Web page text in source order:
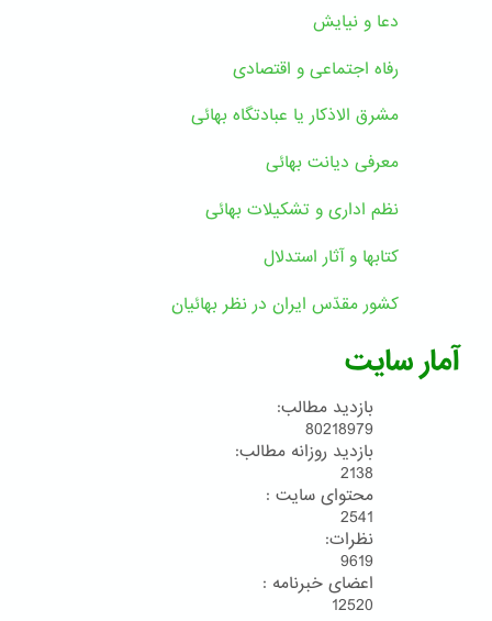
دعا و نیایش
رفاه اجتماعی و اقتصادی
مشرق الاذکار یا عبادتگاه بهائی
معرفی دیانت بهائی
نظم اداری و تشکیلات بهائی
کتابها و آثار استدلال
کشور مقدّس ایران در نظر بهائیان
آمار سایت
بازدید مطالب:
80218979
بازدید روزانه مطالب:
2138
محتوای سایت :
2541
نظرات:
9619
اعضای خبرنامه :
12520